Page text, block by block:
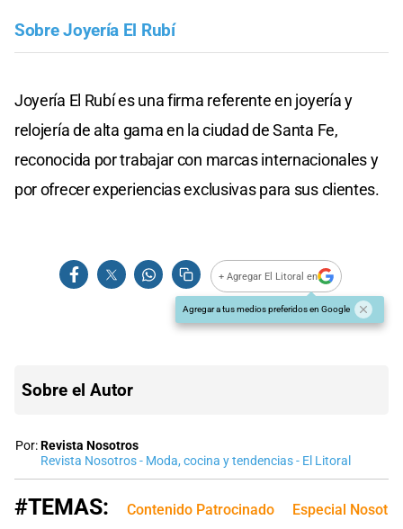
Sobre Joyería El Rubí
Joyería El Rubí es una firma referente en joyería y
relojería de alta gama en la ciudad de Santa Fe,
reconocida por trabajar con marcas internacionales y
por ofrecer experiencias exclusivas para sus clientes.
+ Agregar El Litoral en
Agregar a tus medios preferidos en Google
Sobre el Autor
Por:Revista Nosotros
Revista Nosotros - Moda, cocina y tendencias - El Litoral
#TEMAS: Contenido Patrocinado Especial